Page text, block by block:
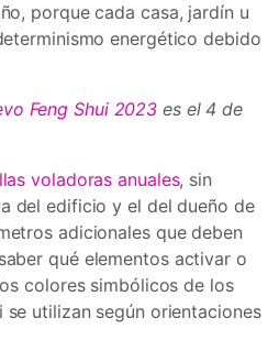
porque cada casa, jardín u
energético debido
Feng Shui 2023 es el 4 de
voladoras anuales, sin
del edificio y el del dueño de
adicionales que deben
qué elementos activar o
colores simbólicos de los
se utilizan según orientaciones